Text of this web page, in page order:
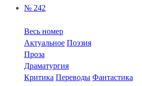
№ 242
Весь номер
Актуальное Поэзия
Проза
Драматургия
Критика Переводы Фантастика